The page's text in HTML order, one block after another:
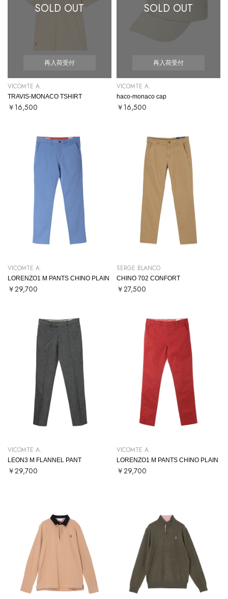
SOLD OUT
再入荷受付
VICOMTE A.
TRAVIS-MONACO TSHIRT
￥16,500
SOLD OUT
再入荷受付
VICOMTE A.
haco-monaco cap
￥16,500
VICOMTE A.
LORENZO1 M PANTS CHINO PLAIN
￥29,700
SERGE BLANCO
CHINO 702 CONFORT
￥27,500
VICOMTE A.
LEON3 M FLANNEL PANT
￥29,700
VICOMTE A.
LORENZO1 M PANTS CHINO PLAIN
￥29,700